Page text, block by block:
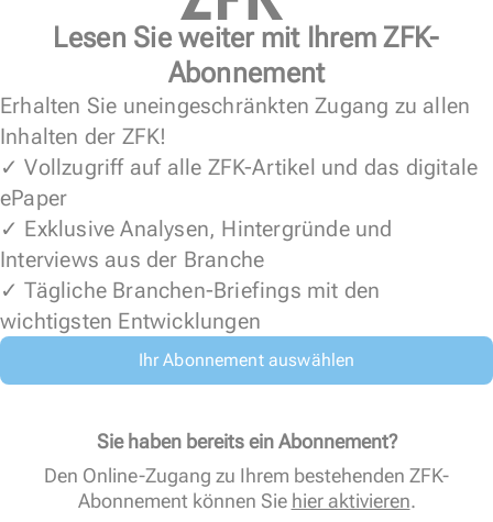
Lesen Sie weiter mit Ihrem ZFK-
Abonnement
Erhalten Sie uneingeschränkten Zugang zu allen
Inhalten der ZFK!
✓ Vollzugriff auf alle ZFK-Artikel und das digitale
ePaper
✓ Exklusive Analysen, Hintergründe und
Interviews aus der Branche
✓ Tägliche Branchen-Briefings mit den
wichtigsten Entwicklungen
Ihr Abonnement auswählen
Sie haben bereits ein Abonnement?
Den Online-Zugang zu Ihrem bestehenden ZFK-
Abonnement können Sie hier aktivieren.